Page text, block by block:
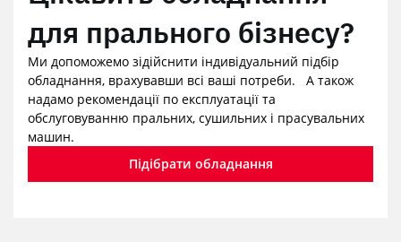
для прального бізнесу?
Ми допоможемо зідійснити індивідуальний підбір
обладнання, врахувавши всі ваші потреби. А також
надамо рекомендації по експлуатації та
обслуговуванню пральних, сушильних і прасувальних
машин.
Підібрати обладнання